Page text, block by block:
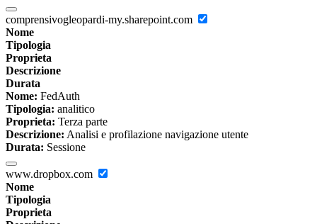
comprensivogleopardi-my.sharepoint.com
Nome
Tipologia
Proprieta
Descrizione
Durata
Nome: FedAuth
Tipologia: analitico
Proprieta: Terza parte
Descrizione: Analisi e profilazione navigazione utente
Durata: Sessione
www.dropbox.com
Nome
Tipologia
Proprieta